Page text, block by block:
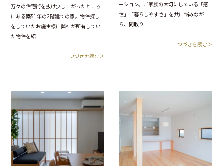
万々の住宅街を抜け少し上がったところ
にある築51年の2階建ての家。物件探し
をしていたお施主様に弊社が所有してい
た物件を紹
つづきを読む＞
ーション。ご家族の大切にしている「感
性」「暮らしやすさ」を共に悩みなが
ら、間取り
つづきを読む＞